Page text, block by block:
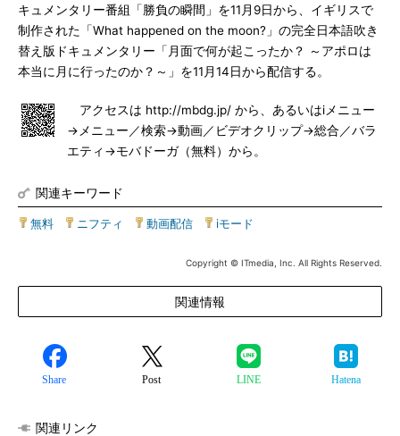
キュメンタリー番組「勝負の瞬間」を11月9日から、イギリスで
制作された「What happened on the moon?」の完全日本語吹き
替え版ドキュメンタリー「月面で何が起こったか？ ～アポロは
本当に月に行ったのか？～」を11月14日から配信する。
アクセスは http://mbdg.jp/ から、あるいはiメニュー
→メニュー／検索→動画／ビデオクリップ→総合／バラ
エティ→モバドーガ（無料）から。
関連キーワード
無料 ニフティ 動画配信 iモード
Copyright © ITmedia, Inc. All Rights Reserved.
関連情報
Share Post LINE Hatena
関連リンク